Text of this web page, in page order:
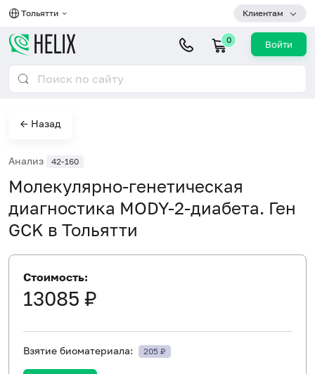
Тольятти Клиентам
0 Войти
← Назад
Анализ 42-160
Молекулярно-генетическая
диагностика MODY-2-диабета. Ген
GCK в Тольятти
Стоимость:
13085 ₽
Взятие биоматериала: 205 ₽